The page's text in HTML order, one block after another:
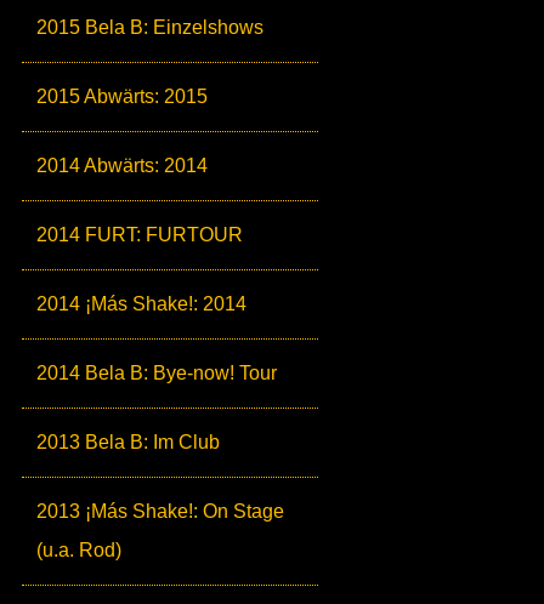
2015 Bela B: Einzelshows
2015 Abwärts: 2015
2014 Abwärts: 2014
2014 FURT: FURTOUR
2014 ¡Más Shake!: 2014
2014 Bela B: Bye-now! Tour
2013 Bela B: Im Club
2013 ¡Más Shake!: On Stage
(u.a. Rod)